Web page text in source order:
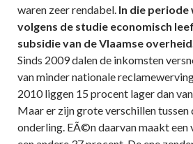
waren zeer rendabel. In die periode
volgens de studie economisch
subsidie van de Vlaamse
Sinds 2009 dalen de inkomsten
van minder nationale
2010 liggen 15 procent lager dan
Maar er zijn grote verschillen tussen
onderling. EÃ©n daarvan maakt een